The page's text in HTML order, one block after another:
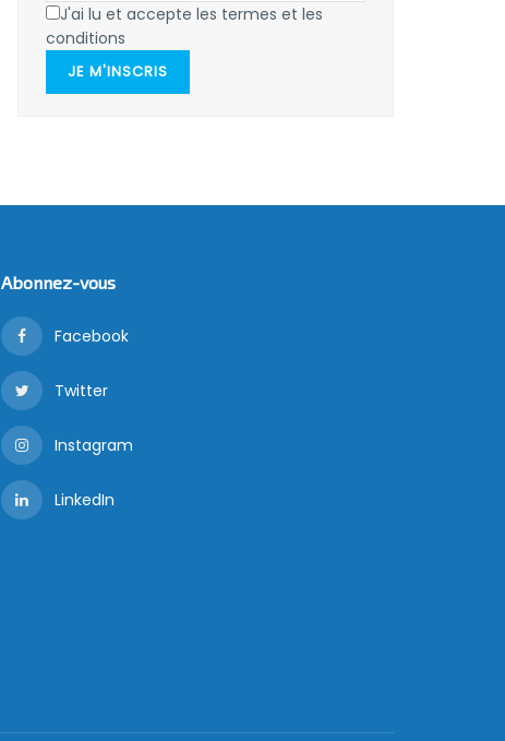
J'ai lu et accepte les termes et les
conditions
JE M'INSCRIS
Abonnez-vous
Facebook
Twitter
Instagram
LinkedIn